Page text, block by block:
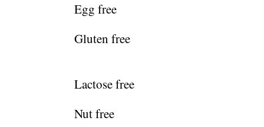
Egg free
Gluten free
Lactose free
Nut free